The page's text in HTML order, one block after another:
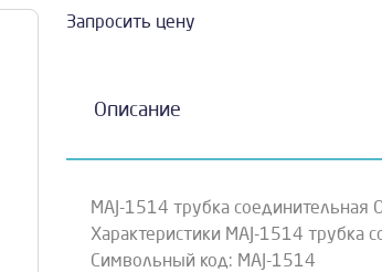
Запросить цену
Описание
MAJ-1514 трубка соединительная
Характеристики MAJ-1514 трубка
Символьный код: MAJ-1514